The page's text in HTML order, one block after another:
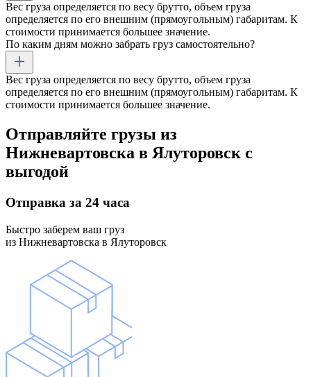
Вес груза определяется по весу брутто, объем груза
определяется по его внешним (прямоугольным) габаритам. К
стоимости принимается большее значение.
По каким дням можно забрать груз самостоятельно?
Вес груза определяется по весу брутто, объем груза
определяется по его внешним (прямоугольным) габаритам. К
стоимости принимается большее значение.
Отправляйте грузы из
Нижневартовска в Ялуторовск с
выгодой
Отправка за 24 часа
Быстро заберем ваш груз
из Нижневартовска в Ялуторовск